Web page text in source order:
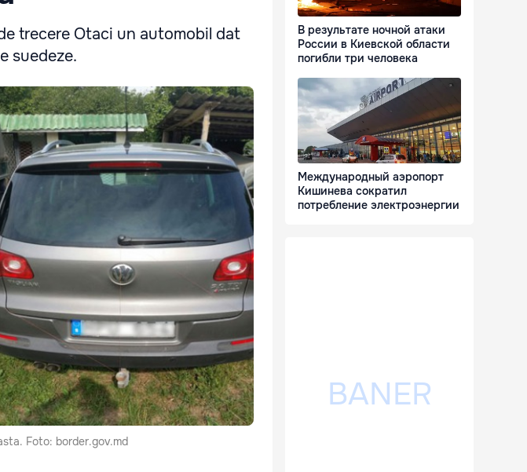
trecere Otaci un automobil dat
suedeze.
Foto: border.gov.md
В результате ночной атаки
России в Киевской области
погибли три человека
Международный аэропорт
Кишинева сократил
потребление электроэнергии